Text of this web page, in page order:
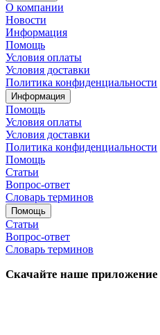
О компании
Новости
Информация
Помощь
Условия оплаты
Условия доставки
Политика конфиденциальности
Информация
Помощь
Условия оплаты
Условия доставки
Политика конфиденциальности
Помощь
Статьи
Вопрос-ответ
Словарь терминов
Помощь
Статьи
Вопрос-ответ
Словарь терминов
Скачайте наше приложение